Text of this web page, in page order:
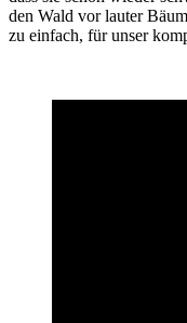
den Wald vor lauter
zu einfach, für unser